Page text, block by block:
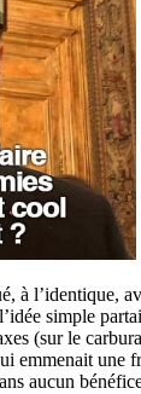
à l’identique,
simple
(sur le
emmenait une
aucun